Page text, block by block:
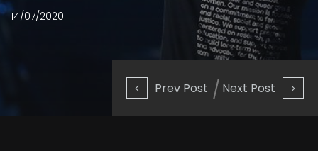
Prev Post Next Post
14/07/2020